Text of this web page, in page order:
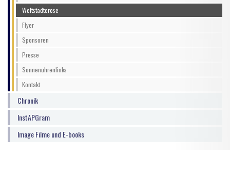
Weltstädterose
Flyer
Sponsoren
Presse
Sonnenuhrenlinks
Kontakt
Chronik
InstAPGram
Image Filme und E-books